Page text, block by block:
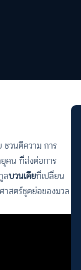
ชวนตีความ การ
ยุคน ที่ส่งต่อการ
ลบวนเดียที่เปลี่ยน
าสตร์ชุดย่อของมวล